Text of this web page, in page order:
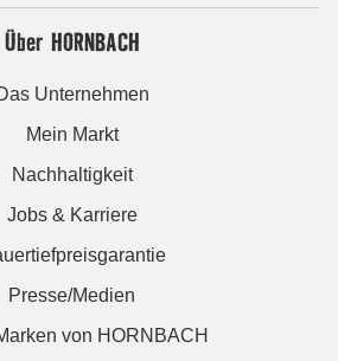
Über HORNBACH
Unternehmen
Mein Markt
Nachhaltigkeit
Jobs & Karriere
Presse/Medien
von HORNBACH